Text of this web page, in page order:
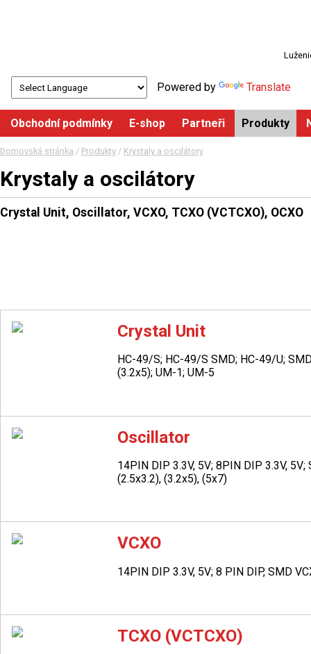
Powered by Translate
Obchodní podmínky E-shop Partneři Produkty
Domovská stránka / Produkty / Krystaly a oscilátory
Krystaly a oscilátory
Crystal Unit, Oscillator, VCXO, TCXO (VCTCXO), OCXO
Crystal Unit
HC-49/S; HC-49/S SMD; HC-49/U;
(3.2x5); UM-1; UM-5
Oscillator
14PIN DIP 3.3V, 5V; 8PIN DIP 3.3V,
(2.5x3.2), (3.2x5), (5x7)
VCXO
14PIN DIP 3.3V, 5V; 8 PIN DIP, SMD
TCXO (VCTCXO)